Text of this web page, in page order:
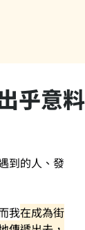
乎意料
到的人、發
我在成為街